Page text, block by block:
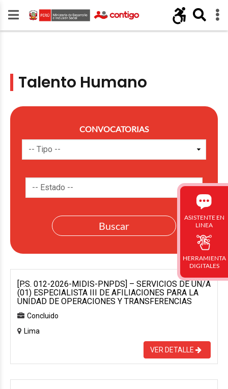
Talento Humano
CONVOCATORIAS
[P.S. 012-2026-MIDIS-PNPDS] – SERVICIOS DE UN/A
(01) ESPECIALISTA III DE AFILIACIONES PARA LA
UNIDAD DE OPERACIONES Y TRANSFERENCIAS
Concluido
Lima
VER DETALLE
ASISTENTE EN
LINEA
HERRAMIENTA
DIGITALES